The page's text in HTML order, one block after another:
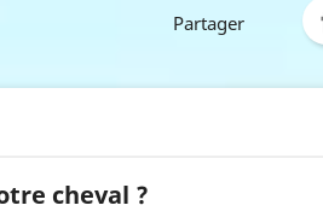
Partager
cheval ?